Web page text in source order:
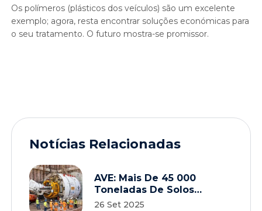
Os polímeros (plásticos dos veículos) são um excelente
exemplo; agora, resta encontrar soluções económicas para
o seu tratamento. O futuro mostra-se promissor.
Notícias Relacionadas
AVE: Mais De 45 000
Toneladas De Solos
Contaminados Da Obra
26 Set 2025